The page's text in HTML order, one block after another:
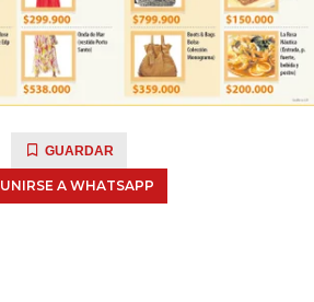
GUARDAR
UNIRSE A WHATSAPP